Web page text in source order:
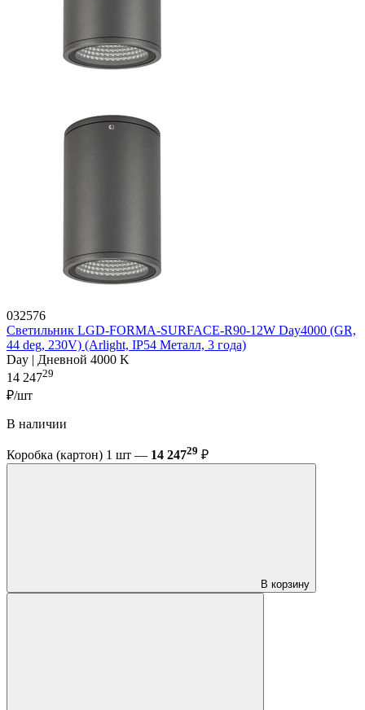
032576
Светильник LGD-FORMA-SURFACE-R90-12W Day4000 (GR,
44 deg, 230V) (Arlight, IP54 Металл, 3 года)
Day | Дневной 4000 K
14 24729
₽/шт
В наличии
Коробка (картон) 1 шт — 14 24729 ₽
В корзину